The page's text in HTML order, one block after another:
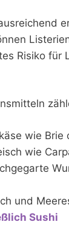
Risiko für
wie
wie
und
Sushi